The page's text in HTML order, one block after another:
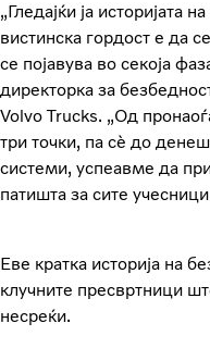
„Гледајќи ја историјата
вистинска гордост е да
се појавува во секоја
директорка за
Volvo Trucks. „Од
три точки, па сè до
системи, успеавме да
патишта за сите учесници
Еве кратка историја на
клучните пресвртници
несреќи.